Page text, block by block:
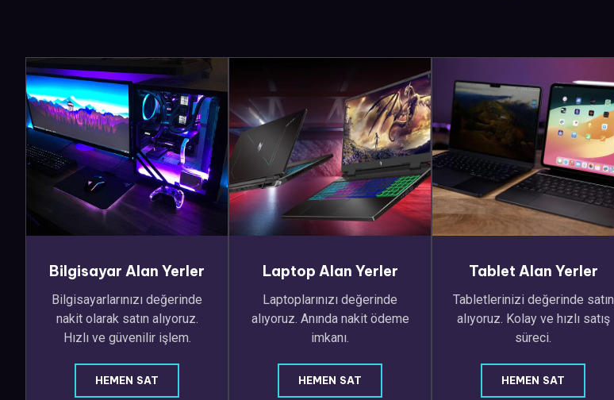
Bilgisayar Alan Yerler
Bilgisayarlarınızı değerinde
nakit olarak satın alıyoruz.
Hızlı ve güvenilir işlem.
HEMEN SAT
Laptop Alan Yerler
Laptoplarınızı değerinde
alıyoruz. Anında nakit ödeme
imkanı.
HEMEN SAT
Tablet Alan Yerler
Tabletlerinizi değerinde satın
alıyoruz. Kolay ve hızlı satış
süreci.
HEMEN SAT